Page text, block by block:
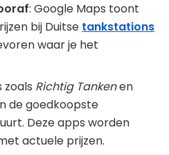
: Google Maps toont
bij Duitse tankstations
waar je het
zoals Richtig Tankenen
de goedkoopste
Deze apps worden
actuele prijzen.